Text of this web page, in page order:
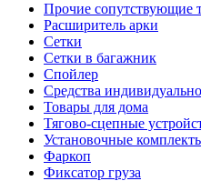
Прочие сопутствующие
Расширитель арки
Сетки
Сетки в багажник
Спойлер
Средства
Товары для дома
Тягово-сцепные
Установочные
Фаркоп
Фиксатор груза